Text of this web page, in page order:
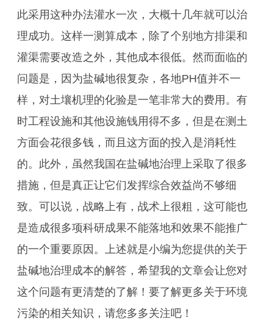
此采用这种办法灌水一次，大概十几年就可以治
理成功。这样一测算成本，除了个别地方排渠和
灌渠需要改造之外，其他成本很低。然而面临的
问题是，因为盐碱地很复杂，各地PH值并不一
样，对土壤机理的化验是一笔非常大的费用。有
时工程设施和其他设施钱用得不多，但是在测土
方面会花很多钱，而且这方面的投入是消耗性
的。此外，虽然我国在盐碱地治理上采取了很多
措施，但是真正让它们发挥综合效益尚不够细
致。可以说，战略上有，战术上很粗，这可能也
是造成很多项科研成果不能落地和效果不能推广
的一个重要原因。上述就是小编为您提供的关于
盐碱地治理成本的解答，希望我的文章会让您对
这个问题有更清楚的了解！要了解更多关于环境
污染的相关知识，请您多多关注吧！